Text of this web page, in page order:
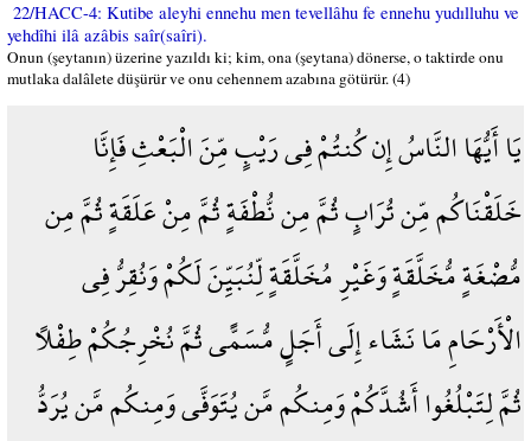
22/HACC-4: Kutibe aleyhi ennehu men tevellâhu fe ennehu yudılluhu ve
yehdîhi ilâ azâbis saîr(saîri).
Onun (şeytanın) üzerine yazıldı ki; kim, ona (şeytana) dönerse, o taktirde onu
mutlaka dalâlete düşürür ve onu cehennem azabına götürür. (4)
يَا أَيُّهَا النَّاسُ إِن كُنتُمْ فِي رَيْبٍ مِّنَ الْبَعْثِ فَإِنَّا
خَلَقْنَاكُم مِّن تُرَابٍ ثُمَّ مِن نُّطْفَةٍ ثُمَّ مِنْ عَلَقَةٍ ثُمَّ مِن
مُّضْغَةٍ مُّخَلَّقَةٍ وَغَيْرِ مُخَلَّقَةٍ لِّنُبَيِّنَ لَكُمْ وَنُقِرُّ فِي
الْأَرْحَامِ مَا نَشَاء إِلَى أَجَلٍ مُّسَمًّى ثُمَّ نُخْرِجُكُمْ طِفْلًا
ثُمَّ لِتَبْلُغُوا أَشُدَّكُمْ وَمِنكُم مَّن يُتَوَفَّى وَمِنكُم مَّن يُرَدُّ